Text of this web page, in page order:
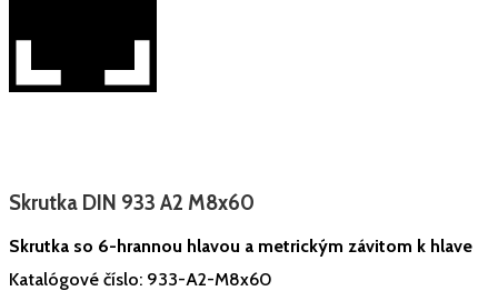
Skrutka DIN 933 A2 M8x60
Skrutka so 6-hrannou hlavou a metrickým závitom k hlave
Katalógové číslo: 933-A2-M8x60